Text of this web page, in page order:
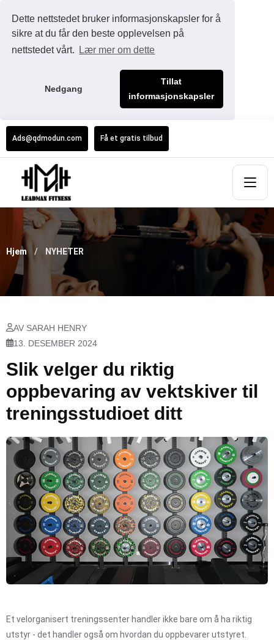
Dette nettstedet bruker informasjonskapsler for å
sikre at du får den beste opplevelsen på
nettstedet vårt.
Lær mer om dette
Nedgang
Tillat
informasjonskapsler
Ads@qdmodun.com Få et gratis tilbud
Hjem NYHETER
AV SARAH HENRY
13. DESEMBER 2024
Slik velger du riktig
oppbevaring av vektskiver til
treningsstudioet ditt
Et velorganisert treningssenter handler ikke bare om å ha riktig
utstyr - det handler også om hvordan du oppbevarer utstyret.